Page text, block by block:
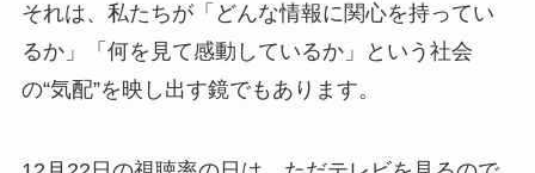
それは、私たちが「どんな情報に関心を持ってい
るか」「何を見て感動しているか」という社会
の“気配”を映し出す鏡でもあります。